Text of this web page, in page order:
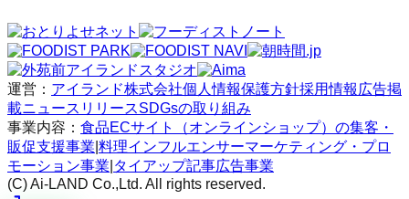
運営： アイランド株式会社個人情報保護方針採用情報 広告掲
載ニュースリリースSDGsの取り組み
事業内容： 食品ECサイト（オンラインショップ）の集客・
販促支援事業 料理インフルエンサーマーケティング・プロ
モーション事業 タイアップ記事広告事業
(C) Ai-LAND Co.,Ltd. All rights reserved.